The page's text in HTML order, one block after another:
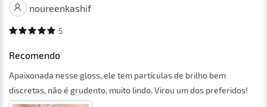
noureenkashif
5
Recomendo
Apaixonada nesse gloss, ele tem partículas de brilho bem
discretas, não é grudento, muito lindo. Virou um dos preferidos!